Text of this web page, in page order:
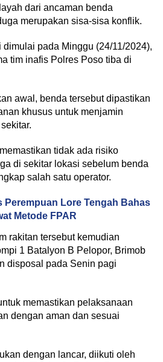
dari ancaman benda
merupakan sisa-sisa konflik.
pada Minggu (24/11/2024),
tim inafis Polres Poso tiba di
awal, benda tersebut dipastikan
khusus untuk menjamin
tidak ada risiko
di sekitar lokasi sebelum benda
salah satu operator.
Perempuan Lore Tengah Bahas
Metode FPAR
rakitan tersebut kemudian
1 Batalyon B Pelopor, Brimob
disposal pada Senin pagi
memastikan pelaksanaan
dengan aman dan sesuai
dengan lancar, diikuti oleh